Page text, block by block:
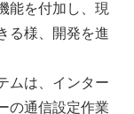
能を付加し、現
る様、開発を進
ムは、インター
の通信設定作業